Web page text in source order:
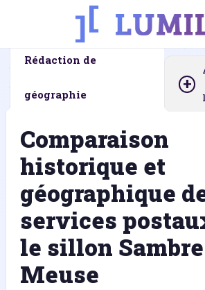
Page d’accueil Devoirs à la maison
Rédaction de
géographie
+
Comparaison
historique et
géographique
services
le sillon
Meuse